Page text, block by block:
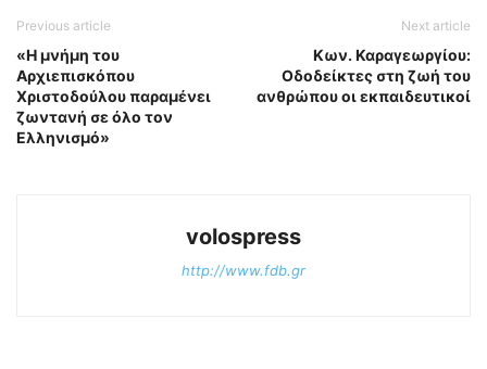
Previous article
«Η μνήμη του
Αρχιεπισκόπου
Χριστοδούλου παραμένει
ζωντανή σε όλο τον
Ελληνισμό»
Next article
Κων. Καραγεωργίου:
Οδοδείκτες στη ζωή του
ανθρώπου οι εκπαιδευτικοί
volospress
http://www.fdb.gr